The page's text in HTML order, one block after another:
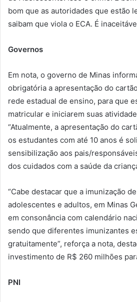
bom que as autoridades que estão
saibam que viola o ECA. É
Governos
Em nota, o governo de Minas
obrigatória a apresentação do
rede estadual de ensino, para que
matricular e iniciarem suas
“Atualmente, a apresentação do
os estudantes com até 10 anos é
sensibilização aos pais/
dos cuidados com a saúde da
“Cabe destacar que a imunização
adolescentes e adultos, em Minas
em consonância com calendário
sendo que diferentes imunizantes
gratuitamente”, reforça a nota,
investimento de R$ 260 milhões
PNI